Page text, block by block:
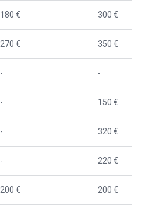
180 € 300 €
270 € 350 €
- -
- 150 €
- 320 €
- 220 €
200 € 200 €